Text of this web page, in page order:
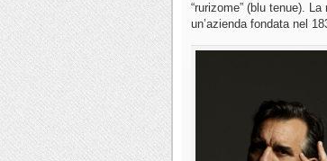
“rurizome” (blu tenue).
un’azienda fondata nel